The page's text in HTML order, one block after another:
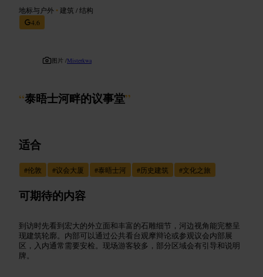
地标与户外 • 建筑 / 结构
4.6
图片 /Misterkwa
“泰晤士河畔的议事堂”
适合
#伦敦 #议会大厦 #泰晤士河 #历史建筑 #文化之旅
可期待的内容
到访时先看到宏大的外立面和丰富的石雕细节，河边视角能完整呈
现建筑轮廓。内部可以通过公共看台观摩辩论或参观议会内部展
区，入内通常需要安检。现场游客较多，部分区域会有引导和说明
牌。